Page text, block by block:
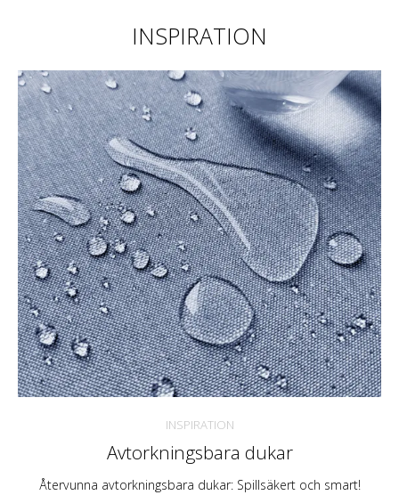
INSPIRATION
INSPIRATION
Avtorkningsbara dukar
Återvunna avtorkningsbara dukar: Spillsäkert och smart!